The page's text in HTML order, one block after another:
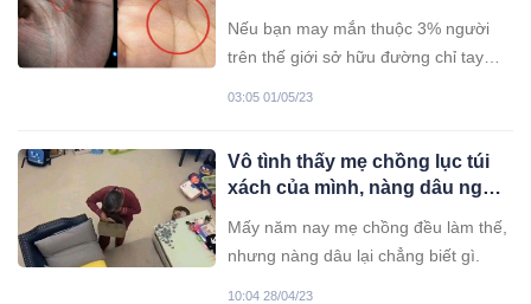
đạo tài ba
Nếu bạn may mắn thuộc 3% người
trên thế giới sở hữu đường chỉ tay
03:05 01/05/23
Vô tình thấy mẹ chồng lục túi
xách của mình, nàng dâu ngỡ
mấy năm qua
Mấy năm nay mẹ chồng đều làm thế,
nhưng nàng dâu lại chẳng biết gì.
10:04 28/04/23